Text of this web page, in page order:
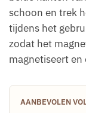
schoon en trek
tijdens het
zodat het
magnetiseert
AANBEVOLEN